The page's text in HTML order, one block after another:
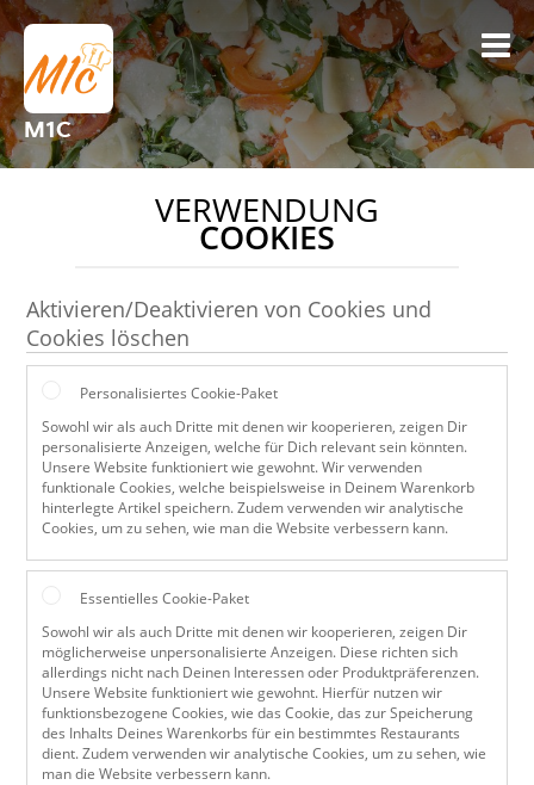
M1C
VERWENDUNG
COOKIES
Aktivieren/Deaktivieren von Cookies und
Cookies löschen
Personalisiertes Cookie-Paket
Sowohl wir als auch Dritte mit denen wir kooperieren, zeigen Dir
personalisierte Anzeigen, welche für Dich relevant sein könnten.
Unsere Website funktioniert wie gewohnt. Wir verwenden
funktionale Cookies, welche beispielsweise in Deinem Warenkorb
hinterlegte Artikel speichern. Zudem verwenden wir analytische
Cookies, um zu sehen, wie man die Website verbessern kann.
Essentielles Cookie-Paket
Sowohl wir als auch Dritte mit denen wir kooperieren, zeigen Dir
möglicherweise unpersonalisierte Anzeigen. Diese richten sich
allerdings nicht nach Deinen Interessen oder Produktpräferenzen.
Unsere Website funktioniert wie gewohnt. Hierfür nutzen wir
funktionsbezogene Cookies, wie das Cookie, das zur Speicherung
des Inhalts Deines Warenkorbs für ein bestimmtes Restaurants
dient. Zudem verwenden wir analytische Cookies, um zu sehen, wie
man die Website verbessern kann.